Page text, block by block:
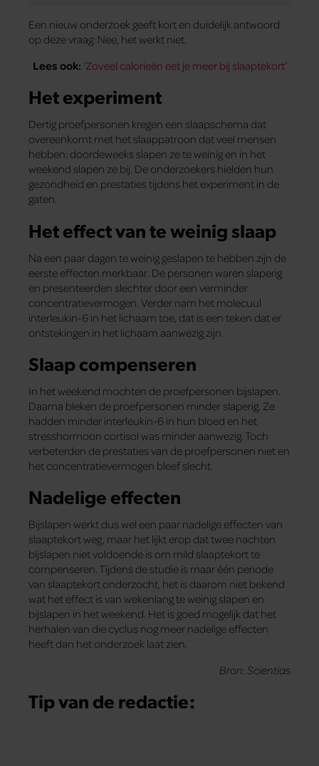
Een nieuw onderzoek geeft kort en duidelijk antwoord
op deze vraag: Nee, het werkt niet.
Lees ook: ‘Zoveel calorieën eet je meer bij slaaptekort‘
Het experiment
Dertig proefpersonen kregen een slaapschema dat
overeenkomt met het slaappatroon dat veel mensen
hebben: doordeweeks slapen ze te weinig en in het
weekend slapen ze bij. De onderzoekers hielden hun
gezondheid en prestaties tijdens het experiment in de
gaten.
Het effect van te weinig slaap
Na een paar dagen te weinig geslapen te hebben zijn de
eerste effecten merkbaar. De personen waren slaperig
en presenteerden slechter door een verminder
concentratievermogen. Verder nam het molecuul
interleukin-6 in het lichaam toe, dat is een teken dat er
ontstekingen in het lichaam aanwezig zijn.
Slaap compenseren
In het weekend mochten de proefpersonen bijslapen.
Daarna bleken de proefpersonen minder slaperig. Ze
hadden minder interleukin-6 in hun bloed en het
stresshormoon cortisol was minder aanwezig. Toch
verbeterden de prestaties van de proefpersonen niet en
het concentratievermogen bleef slecht.
Nadelige effecten
Bijslapen werkt dus wel een paar nadelige effecten van
slaaptekort weg, maar het lijkt erop dat twee nachten
bijslapen niet voldoende is om mild slaaptekort te
compenseren. Tijdens de studie is maar één periode
van slaaptekort onderzocht, het is daarom niet bekend
wat het effect is van wekenlang te weinig slapen en
bijslapen in het weekend. Het is goed mogelijk dat het
herhalen van die cyclus nog meer nadelige effecten
heeft dan het onderzoek laat zien.
Bron: Scientias
Tip van de redactie: